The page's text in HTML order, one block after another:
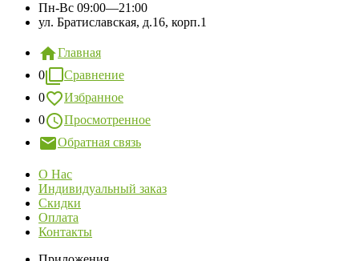
Пн-Вс 09:00—21:00
ул. Братиславская, д.16, корп.1
Главная
0
Сравнение
0
Избранное
0
Просмотренное
Обратная связь
О Нас
Индивидуальный заказ
Скидки
Оплата
Контакты